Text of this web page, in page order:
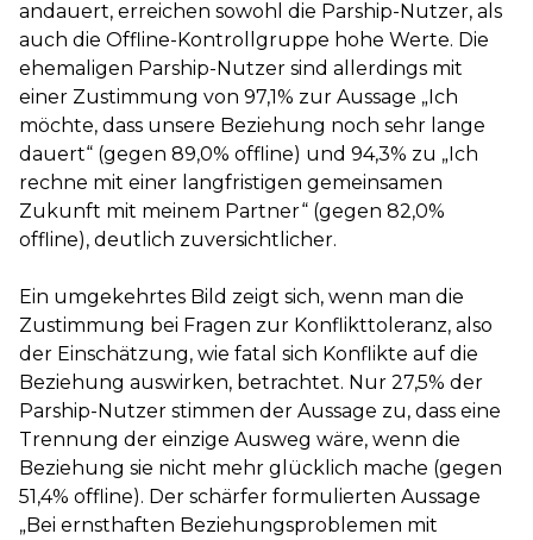
andauert, erreichen sowohl die Parship-Nutzer, als
auch die Offline-Kontrollgruppe hohe Werte. Die
ehemaligen Parship-Nutzer sind allerdings mit
einer Zustimmung von 97,1% zur Aussage „Ich
möchte, dass unsere Beziehung noch sehr lange
dauert“ (gegen 89,0% offline) und 94,3% zu „Ich
rechne mit einer langfristigen gemeinsamen
Zukunft mit meinem Partner“ (gegen 82,0%
offline), deutlich zuversichtlicher.
Ein umgekehrtes Bild zeigt sich, wenn man die
Zustimmung bei Fragen zur Konflikttoleranz, also
der Einschätzung, wie fatal sich Konflikte auf die
Beziehung auswirken, betrachtet. Nur 27,5% der
Parship-Nutzer stimmen der Aussage zu, dass eine
Trennung der einzige Ausweg wäre, wenn die
Beziehung sie nicht mehr glücklich mache (gegen
51,4% offline). Der schärfer formulierten Aussage
„Bei ernsthaften Beziehungsproblemen mit